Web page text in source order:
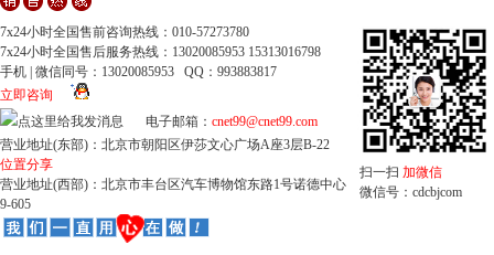
7x24小时全国售前咨询热线：010-57273780
7x24小时全国售后服务热线：13020085953 15313016798
手机 | 微信同号：13020085953 QQ：993883817
立即咨询
电子邮箱： cnet99@cnet99.com
营业地址(东部)：北京市朝阳区伊莎文心广场A座3层B-22
位置分享
营业地址(西部)：北京市丰台区汽车博物馆东路1号诺德中心
9-605
扫一扫 加微信
微信号：cdcbjcom